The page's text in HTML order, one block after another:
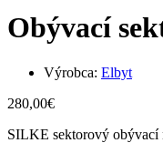
Obývací
Výrobca: Elbyt
280,00€
SILKE sektorový obývací